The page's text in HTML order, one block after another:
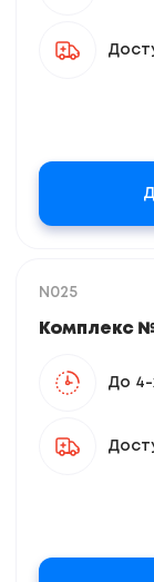
N025
Комплекс
До 4-